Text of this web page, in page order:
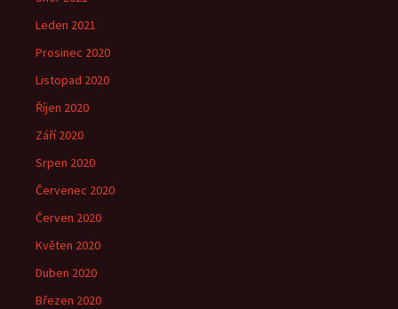
Leden 2021
Prosinec 2020
Listopad 2020
Říjen 2020
Září 2020
Srpen 2020
Červenec 2020
Červen 2020
Květen 2020
Duben 2020
Březen 2020